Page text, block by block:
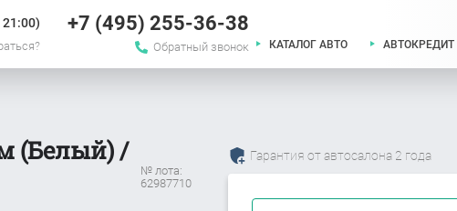
+7 (495) 255-36-38
Обратный звонок КАТАЛОГ АВТО АВТОКРЕДИТ
(Белый) /
№ лота:
62987710
Гарантия от автосалона 2 года